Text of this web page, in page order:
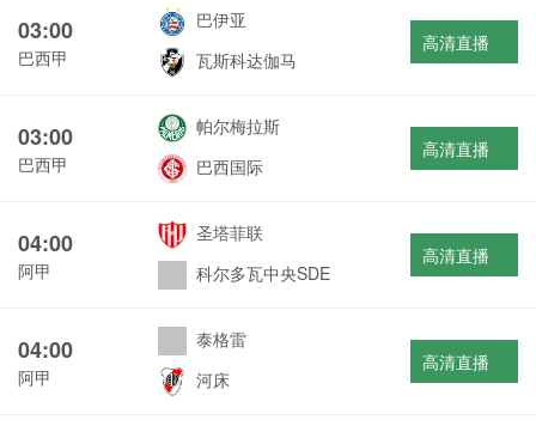
03:00
巴西甲
巴伊亚
瓦斯科达伽马
高清直播
03:00
巴西甲
帕尔梅拉斯
巴西国际
高清直播
04:00
阿甲
圣塔菲联
科尔多瓦中央SDE
高清直播
04:00
阿甲
泰格雷
河床
高清直播